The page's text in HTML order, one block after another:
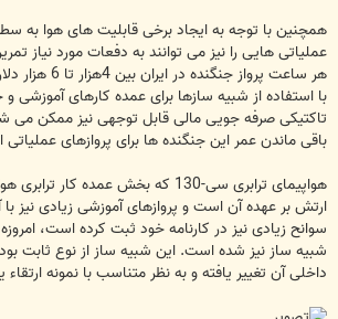
عملیاتی هایی را نیز می توانند به دفعات مورد نیاز
هر ساعت پرواز
با استفاده از شبیه سازها برای عمده کارهای آموزشی
تاکتیکی صرفه جویی مالی قابل توجهی نیز ممکن می
باقی ماندن عمر این جنگنده ها برای پروازهای
هواپیمای ترابری سی-130 که بخش عمده
ارتش بر عهده آن است و پروازهای آموزشی زیادی نیز با
سوانح زیادی نیز در کارنامه خود ثبت کرده است،
شبیه ساز نیز شده است. این شبیه ساز از نوع ثابت
داخلی آن تغییر یافته و به نظر متناسب با نمونه